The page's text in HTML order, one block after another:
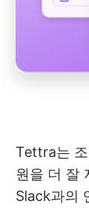
Tettra는
원을 더 잘
Slack과의